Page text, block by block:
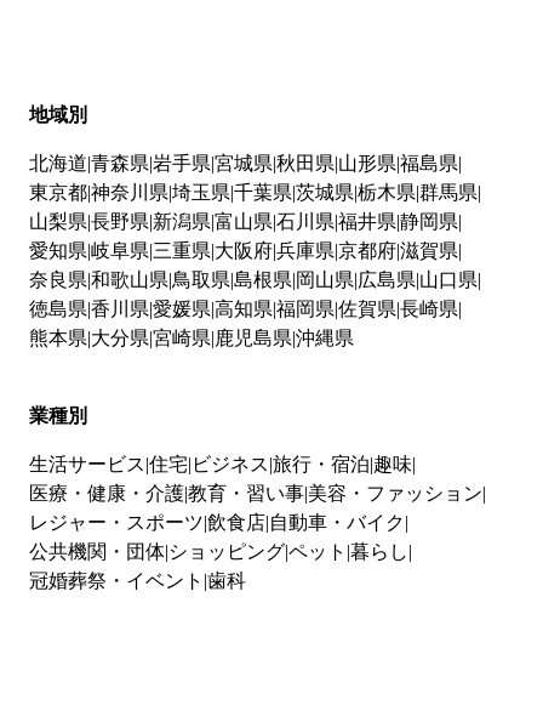
地域別
北海道 青森県 岩手県 宮城県 秋田県 山形県 福島県
東京都神奈川県 埼玉県 千葉県 茨城県 栃木県 群馬県
山梨県 長野県 新潟県 富山県 石川県 福井県 静岡県
愛知県 岐阜県 三重県 大阪府兵庫県 京都府滋賀県
奈良県 和歌山県 鳥取県 島根県 岡山県 広島県 山口県
徳島県 香川県 愛媛県 高知県 福岡県 佐賀県 長崎県
熊本県 大分県 宮崎県 鹿児島県 沖縄県
業種別
生活サービス 住宅 ビジネス 旅行・宿泊 趣味
医療・健康・介護教育・習い事 美容・ファッション
レジャー・スポーツ 飲食店 自動車・バイク
公共機関・団体 ショッピングペット 暮らし
冠婚葬祭・イベント 歯科